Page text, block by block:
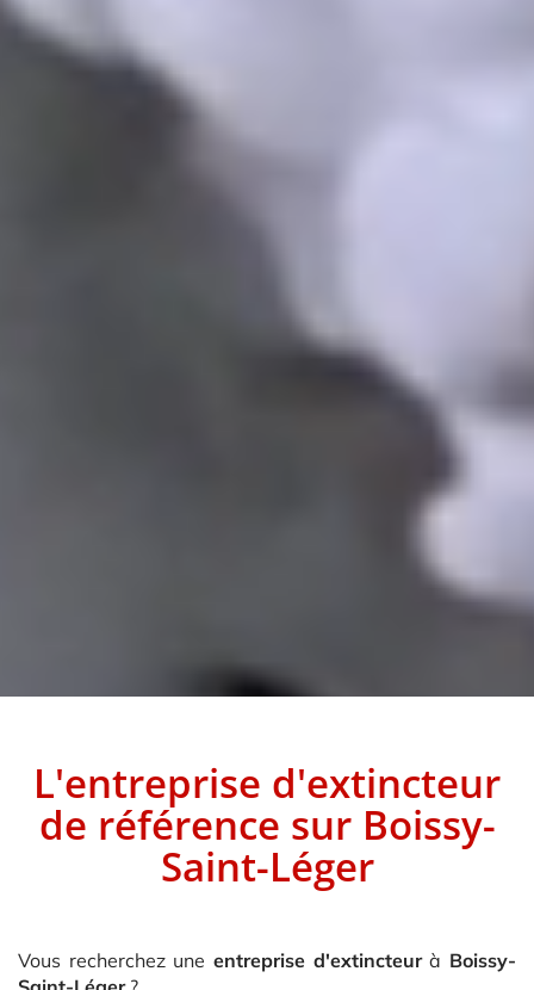
L'entreprise d'extincteur
de référence sur Boissy-
Saint-Léger
Vous recherchez une entreprise d'extincteurà Boissy-